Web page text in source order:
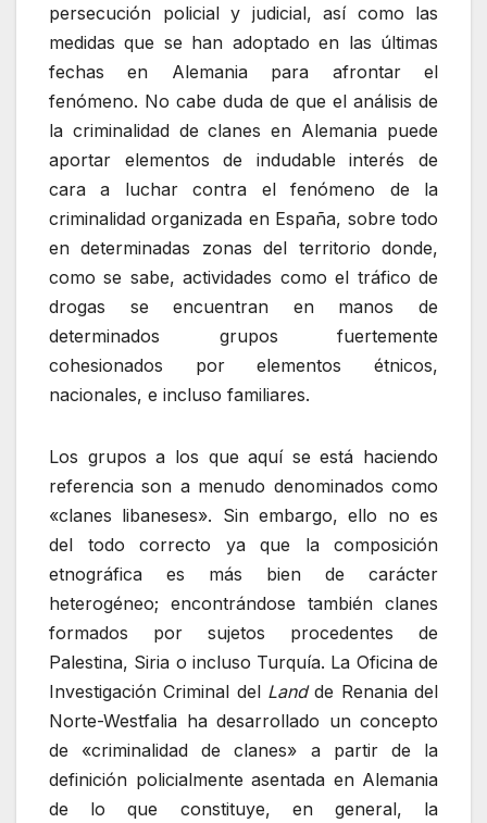
persecución policial y judicial, así como las
medidas que se han adoptado en las últimas
fechas en Alemania para afrontar el
fenómeno. No cabe duda de que el análisis de
la criminalidad de clanes en Alemania puede
aportar elementos de indudable interés de
cara a luchar contra el fenómeno de la
criminalidad organizada en España, sobre todo
en determinadas zonas del territorio donde,
como se sabe, actividades como el tráfico de
drogas se encuentran en manos de
determinados grupos fuertemente
cohesionados por elementos étnicos,
nacionales, e incluso familiares.
Los grupos a los que aquí se está haciendo
referencia son a menudo denominados como
«clanes libaneses». Sin embargo, ello no es
del todo correcto ya que la composición
etnográfica es más bien de carácter
heterogéneo; encontrándose también clanes
formados por sujetos procedentes de
Palestina, Siria o incluso Turquía. La Oficina de
Investigación Criminal del Landde Renania del
Norte-Westfalia ha desarrollado un concepto
de «criminalidad de clanes» a partir de la
definición policialmente asentada en Alemania
de lo que constituye, en general, la